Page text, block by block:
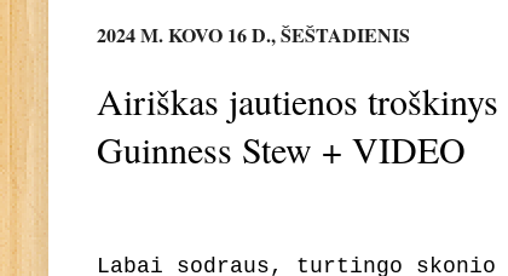
2024 M. KOVO 16 D., ŠEŠTADIENIS
Airiškas jautienos
Guinness Stew + VIDEO
Labai sodraus, turtingo